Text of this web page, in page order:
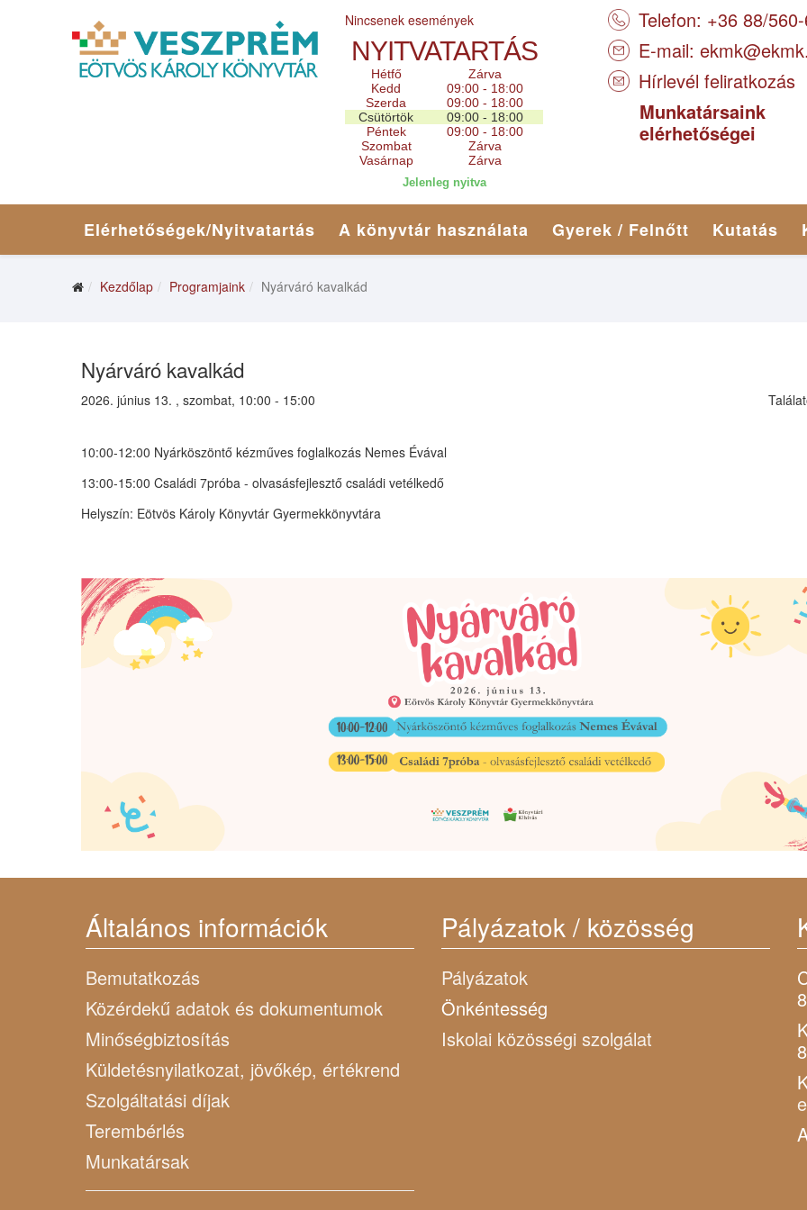
Nincsenek események
NYITVATARTÁS
Hétfő
Zárva
Kedd
09:00 - 18:00
Szerda
09:00 - 18:00
Csütörtök
09:00 - 18:00
Péntek
09:00 - 18:00
Szombat
Zárva
Vasárnap
Zárva
Jelenleg nyitva
Telefon: +36 88/
E-mail:
Hírlevél feliratkozás
Munkatársaink
elérhetőségei
Elérhetőségek/Nyitvatartás A könyvtár használata Gyerek / Felnőtt Kutatás
Kezdőlap Programjaink Nyárváró kavalkád
Nyárváró kavalkád
2026. június 13. , szombat, 10:00 - 15:00
10:00-12:00 Nyárköszöntő kézműves foglalkozásNemes Évával
13:00-15:00 Családi 7próba - olvasásfejlesztő családi vetélkedő
Helyszín: Eötvös Károly Könyvtár Gyermekkönyvtára
Általános információk
Bemutatkozás
Közérdekű adatok és dokumentumok
Minőségbiztosítás
Küldetésnyilatkozat, jövőkép, értékrend
Szolgáltatási díjak
Terembérlés
Munkatársak
Pályázatok / közösség
Pályázatok
Önkéntesség
Iskolai közösségi szolgálat